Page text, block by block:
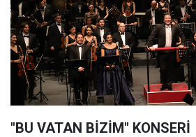
"BU VATAN BİZİM" KONSERİ